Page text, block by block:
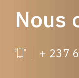
Nous
+ 237